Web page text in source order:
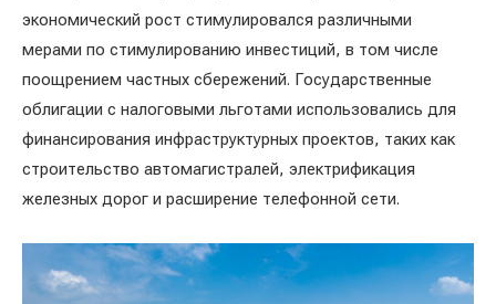
экономический рост стимулировался различными
мерами по стимулированию инвестиций, в том числе
поощрением частных сбережений. Государственные
облигации с налоговыми льготами использовались для
финансирования инфраструктурных проектов, таких как
строительство автомагистралей, электрификация
железных дорог и расширение телефонной сети.